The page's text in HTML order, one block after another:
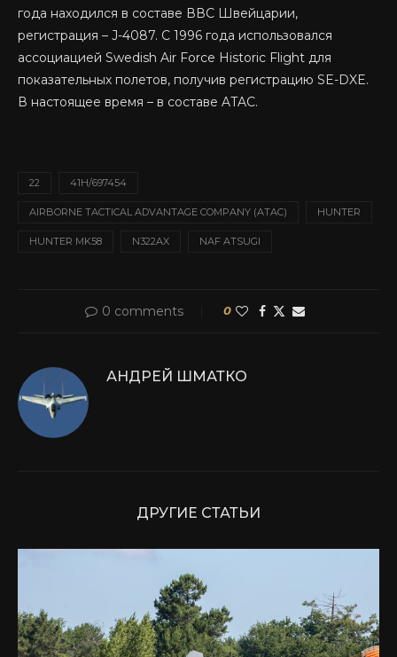
года находился в составе ВВС Швейцарии,
регистрация – J-4087. С 1996 года использовался
ассоциацией Swedish Air Force Historic Flight для
показательных полетов, получив регистрацию SE-DXE.
В настоящее время – в составе ATAC.
22 41H/697454
AIRBORNE TACTICAL ADVANTAGE COMPANY (ATAC) HUNTER
HUNTER MK58 N322AX NAF ATSUGI
0 comments 0
АНДРЕЙ ШМАТКО
ДРУГИЕ СТАТЬИ